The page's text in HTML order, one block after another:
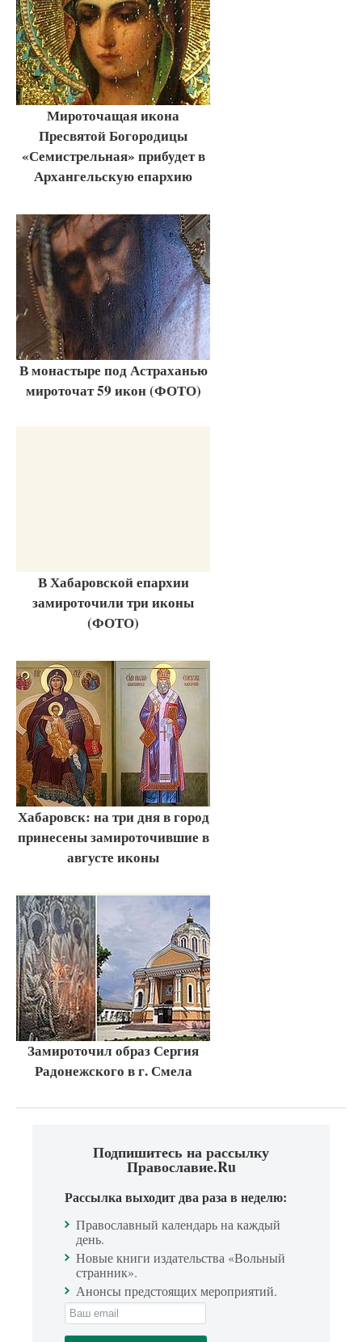
Мироточащая икона
Пресвятой Богородицы
«Семистрельная» прибудет в
Архангельскую епархию
В монастыре под Астраханью
мироточат 59 икон (ФОТО)
В Хабаровской епархии
замироточили три иконы
(ФОТО)
Хабаровск: на три дня в город
принесены замироточившие в
августе иконы
Замироточил образ Сергия
Радонежского в г. Смела
Подпишитесь на рассылку
Православие.Ru
Рассылка выходит два раза в неделю:
Православный календарь на каждый
день.
Новые книги издательства «Вольный
странник».
Анонсы предстоящих мероприятий.